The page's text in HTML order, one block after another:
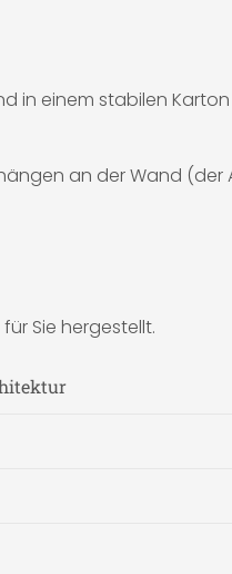
in einem stabilen
an der Wand
Sie hergestellt.